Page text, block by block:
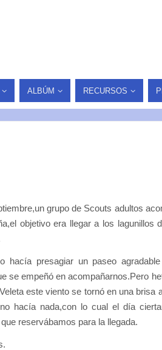
ALBÚM RECURSOS
grupo de Scouts adultos
objetivo era llegar a los lagunillos
presagiar un paseo
se empeñó en acompañarnos.Pero
este viento se tornó en una brisa
hacía nada,con lo cual el día
reservábamos para la llegada.